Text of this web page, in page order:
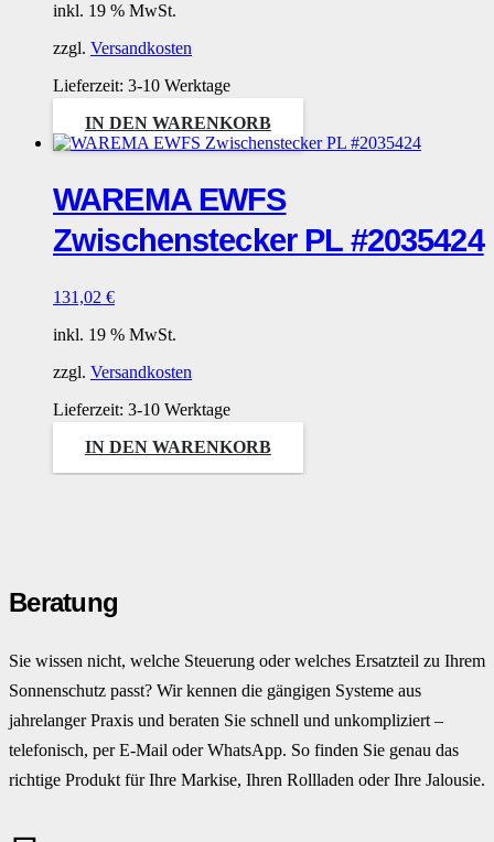
inkl. 19 % MwSt.
zzgl. Versandkosten
Lieferzeit: 3-10 Werktage
IN DEN WARENKORB
WAREMA EWFS
Zwischenstecker PL #2035424
131,02 €
inkl. 19 % MwSt.
zzgl. Versandkosten
Lieferzeit: 3-10 Werktage
IN DEN WARENKORB
Beratung
Sie wissen nicht, welche Steuerung oder welches Ersatzteil zu Ihrem
Sonnenschutz passt? Wir kennen die gängigen Systeme aus
jahrelanger Praxis und beraten Sie schnell und unkompliziert –
telefonisch, per E-Mail oder WhatsApp. So finden Sie genau das
richtige Produkt für Ihre Markise, Ihren Rollladen oder Ihre Jalousie.